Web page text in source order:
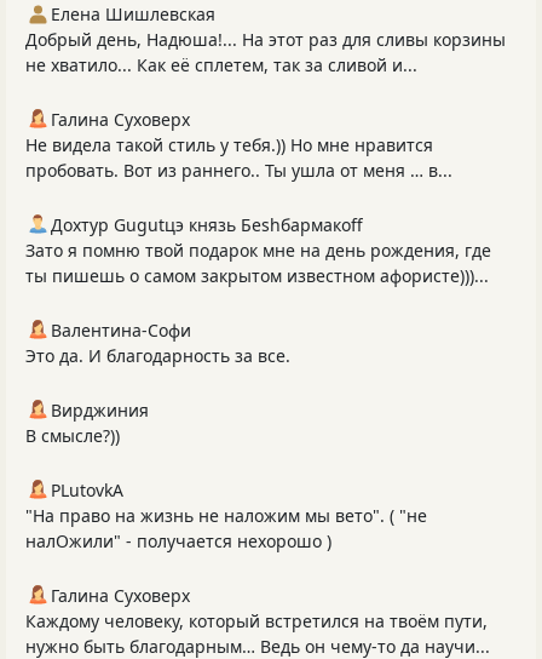
Елена Шишлевская
Добрый день, Надюша!... На этот раз для сливы корзины
не хватило... Как её сплетем, так за сливой и...
Галина Суховерх
Не видела такой стиль у тебя.)) Но мне нравится
пробовать. Вот из раннего.. Ты ушла от меня … в...
Дохтур Gugutцэ князь Беshбармакоff
Зато я помню твой подарок мне на день рождения, где
ты пишешь о самом закрытом известном афористе)))...
Валентина-Софи
Это да. И благодарность за все.
Вирджиния
В смысле?))
PLutоvkА
"На право на жизнь не наложим мы вето". ( "не
налОжили" - получается нехорошо )
Галина Суховерх
Каждому человеку, который встретился на твоём пути,
нужно быть благодарным… Ведь он чему-то да научи...